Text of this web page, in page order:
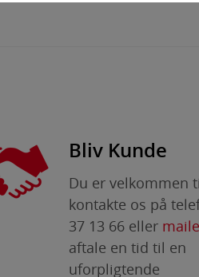
Bliv Kunde
Du er velkommen
kontakte os på
37 13 66 eller maile
aftale en tid til en
uforpligtende
interesserer sig for/søger
som kan være interessant for
indsamler brugerens
interesserer sig for/søger